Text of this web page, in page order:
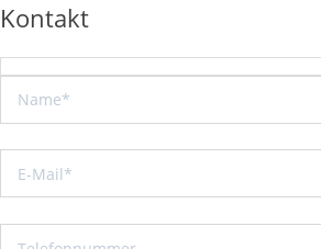
Kontakt